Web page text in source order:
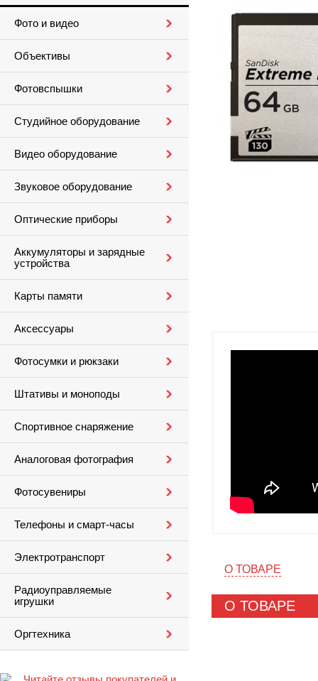
Фото и видео
Объективы
Фотовспышки
Студийное оборудование
Видео оборудование
Звуковое оборудование
Оптические приборы
Аккумуляторы и зарядные
устройства
Карты памяти
Аксессуары
Фотосумки и рюкзаки
Штативы и моноподы
Спортивное снаряжение
Аналоговая фотография
Фотосувениры
Телефоны и смарт-часы
Электротранспорт
Радиоуправляемые
игрушки
Оргтехника
О ТОВАРЕ
О ТОВАРЕ